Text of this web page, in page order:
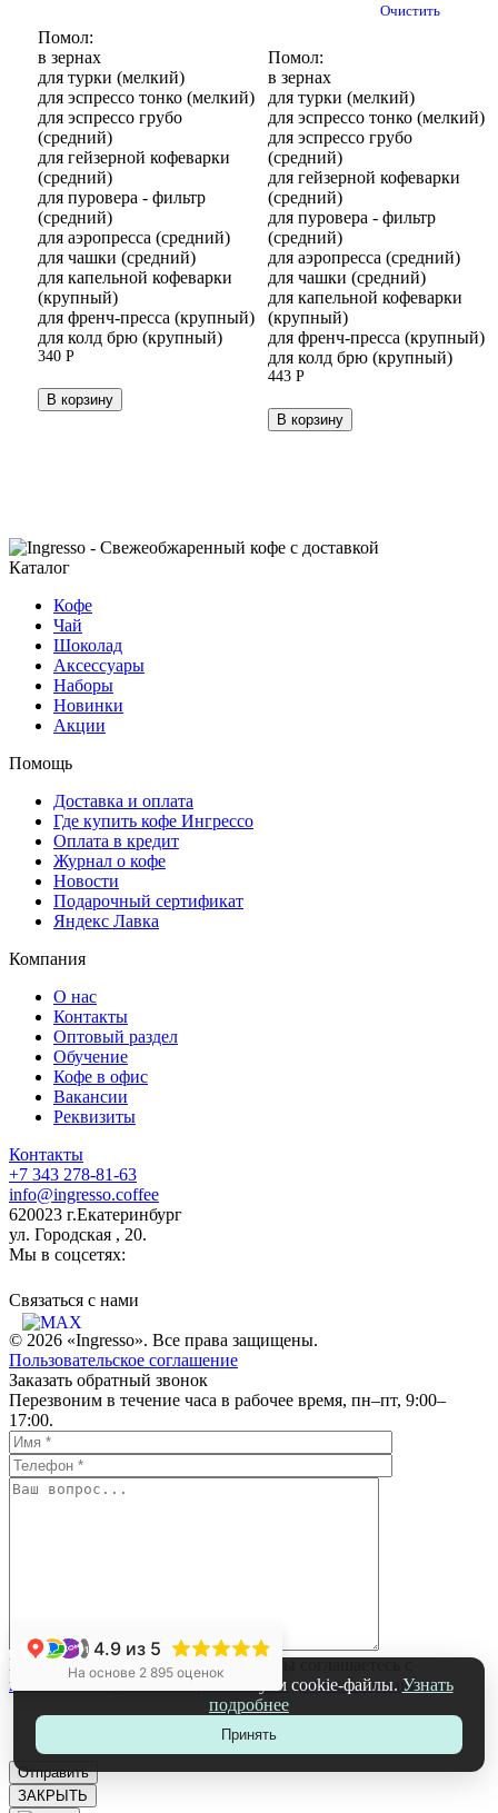
Очистить
Помол:
в зернах
для турки (мелкий)
для эспрессо тонко (мелкий)
для эспрессо грубо
(средний)
для гейзерной кофеварки
(средний)
для пуровера - фильтр
(средний)
для аэропресса (средний)
для чашки (средний)
для капельной кофеварки
(крупный)
для френч-пресса (крупный)
для колд брю (крупный)
443 Р
В корзину
Помол:
в зернах
для турки (мелкий)
для эспрессо тонко (мелкий)
для эспрессо грубо
(средний)
для гейзерной кофеварки
(средний)
для пуровера - фильтр
(средний)
для аэропресса (средний)
для чашки (средний)
для капельной кофеварки
(крупный)
для френч-пресса (крупный)
для колд брю (крупный)
340 Р
В корзину
Каталог
Кофе
Чай
Шоколад
Аксессуары
Наборы
Новинки
Акции
Помощь
Доставка и оплата
Где купить кофе Ингрессо
Оплата в кредит
Журнал о кофе
Новости
Подарочный сертификат
Яндекс Лавка
Компания
О нас
Контакты
Оптовый раздел
Обучение
Кофе в офис
Вакансии
Реквизиты
Контакты
+7 343 278-81-63
info@ingresso.coffee
620023 г.Екатеринбург
ул. Городская , 20.
Мы в соцсетях:
Связаться c нами
© 2026 «Ingresso». Все права защищены.
Пользовательское соглашение
На нашем сайте мы используем cookie-файлы. Узнать
подробнее
Принять
Заказать обратный звонок
Перезвоним в течение часа в рабочее время, пн–пт, 9:00–
17:00.
Нажимая на кнопку «Отправить», вы соглашаетесь с
политикой обработки персональных данных компании
ЗАКРЫТЬ
+1 4.9из 5
На основе 2 895 оценок